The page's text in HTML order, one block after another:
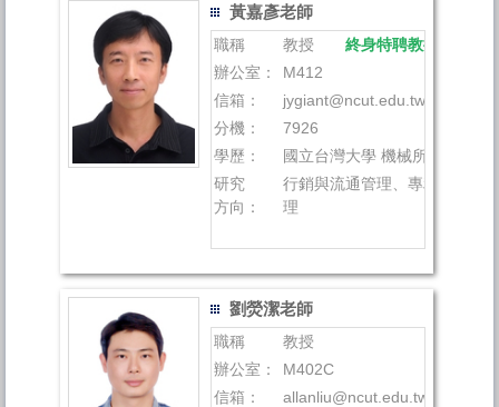
黃嘉彥老師
職稱 教授終身特聘教授
辦公室：
M412
信箱：
jygiant@ncut.edu.tw
分機：
7926
學歷：
國立台灣大學 機械所 博士
研究
方向：
行銷與流通管理、專利分析、
理
劉熒潔老師
職稱
教授
辦公室：
M402C
信箱：
allanliu@ncut.edu.tw